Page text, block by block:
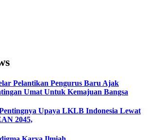
Pelantikan Pengurus Baru Ajak
Umat Untuk Kemajuan Bangsa
Upaya LKLB Indonesia Lewat
2045,